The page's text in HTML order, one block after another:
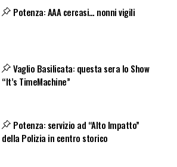
Potenza: AAA cercasi… nonni vigili
Vaglio Basilicata: questa sera lo Show
“It’s TimeMachine”
Potenza: servizio ad “Alto Impatto”
della Polizia in centro storico